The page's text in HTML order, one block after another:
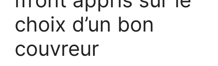
choix d’un bon
couvreur